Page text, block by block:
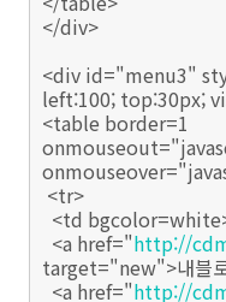
</div>
<div id="menu3"
left:100; top:30px;
<table border=1
<tr>
<td
<a href="http://
target="new">내블
<a href="http://